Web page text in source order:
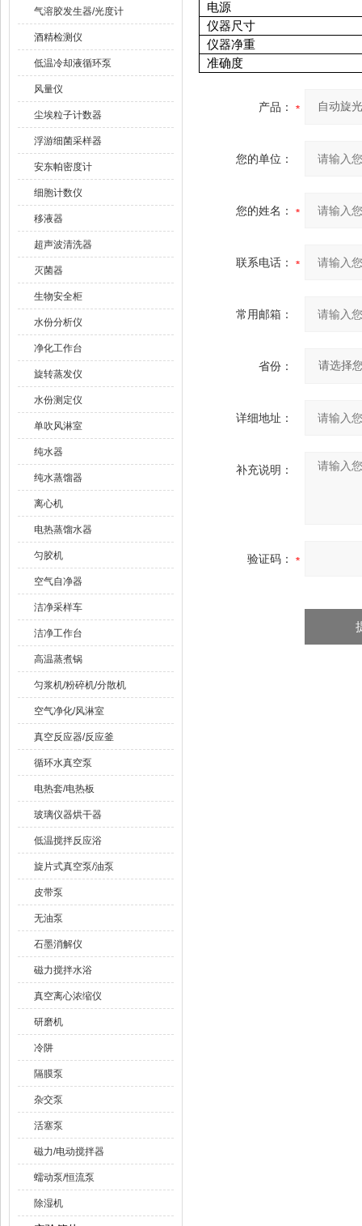
气溶胶发生器/光度计
酒精检测仪
低温冷却液循环泵
风量仪
尘埃粒子计数器
浮游细菌采样器
安东帕密度计
细胞计数仪
移液器
超声波清洗器
灭菌器
生物安全柜
水份分析仪
净化工作台
旋转蒸发仪
水份测定仪
单吹风淋室
纯水器
纯水蒸馏器
离心机
电热蒸馏水器
匀胶机
空气自净器
洁净采样车
洁净工作台
高温蒸煮锅
匀浆机/粉碎机/分散机
空气净化/风淋室
真空反应器/反应釜
循环水真空泵
电热套/电热板
玻璃仪器烘干器
低温搅拌反应浴
旋片式真空泵/油泵
皮带泵
无油泵
石墨消解仪
磁力搅拌水浴
真空离心浓缩仪
研磨机
冷阱
隔膜泵
杂交泵
活塞泵
磁力/电动搅拌器
蠕动泵/恒流泵
除湿机
电源
仪器尺寸
仪器净重
准确度
产品：
您的单位：
您的姓名：
联系电话：
常用邮箱：
省份：
详细地址：
补充说明：
验证码：